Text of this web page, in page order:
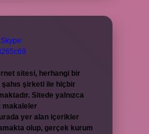
Skype:
sitesi, herhangi bir
şirketi ile hiçbir
Sitede yalnızca
makaleler
yer alan içerikler
olup, gerçek kurum